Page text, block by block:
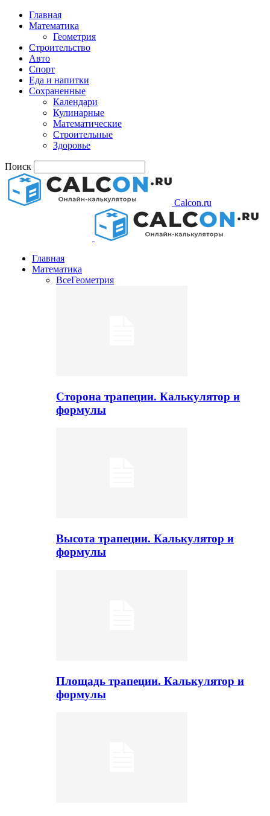
Главная
Математика
Геометрия
Строительство
Авто
Спорт
Еда и напитки
Сохраненные
Календари
Кулинарные
Математические
Строительные
Здоровье
Поиск
Calcon.ru
Главная
Математика
ВсеГеометрия
Сторона трапеции. Калькулятор и
формулы
Высота трапеции. Калькулятор и
формулы
Площадь трапеции. Калькулятор и
формулы